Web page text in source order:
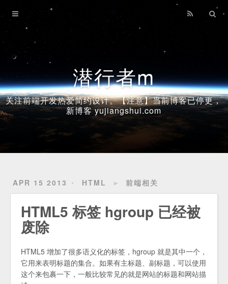
潜行者m
关注前端开发热爱简约设计。【注意】当前博客已停更，
新博客 yujiangshui.com
APR 15 2013 HTML ► 前端相关
HTML5 标签 hgroup 已经被
废除
HTML5 增加了很多语义化的标签，hgroup 就是其中一个，
它用来表明标题的集合。如果有主标题、副标题，可以使用
这个来包裹一下，一般比较常见的就是网站的标题和网站描
Home